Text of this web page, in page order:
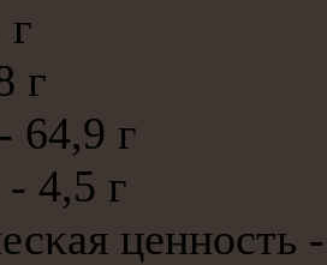
г
64,9 г
- 4,5 г
ценнοсть